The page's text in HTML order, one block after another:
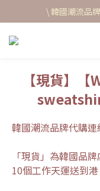
\ 韓國潮流品
【現貨】
韓國潮流品牌代購
「現貨」為韓國品
10個工作天運送到